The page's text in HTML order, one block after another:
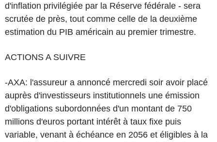
d'inflation privilégiée par la Réserve fédérale - sera
scrutée de près, tout comme celle de la deuxième
estimation du PIB américain au premier trimestre.
ACTIONS A SUIVRE
-AXA: l'assureur a annoncé mercredi soir avoir placé
auprès d'investisseurs institutionnels une émission
d'obligations subordonnées d'un montant de 750
millions d'euros portant intérêt à taux fixe puis
variable, venant à échéance en 2056 et éligibles à la